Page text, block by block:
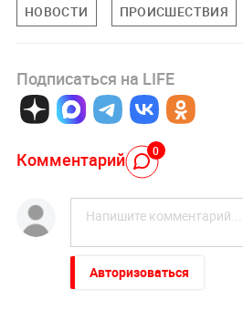
НОВОСТИ ПРОИСШЕСТВИЯ
Подписаться на LIFE
Комментарий 0
Авторизоваться